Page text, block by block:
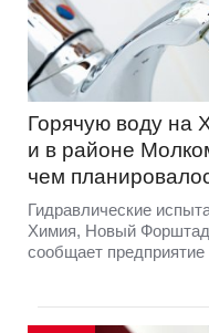
Горячую воду на
и в районе
чем
Гидравлические
Химия, Новый
сообщает